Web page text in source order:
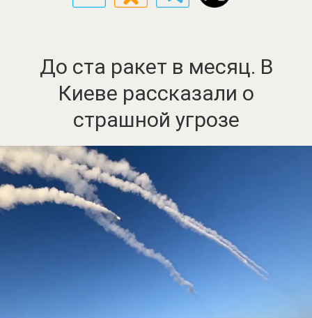
До ста ракет в месяц. В
Киеве рассказали о
страшной угрозе